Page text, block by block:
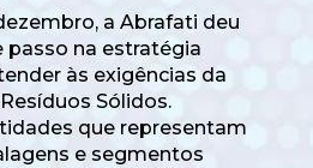
a Abrafati deu
na estratégia
às exigências da
Sólidos.
que representam
e segmentos